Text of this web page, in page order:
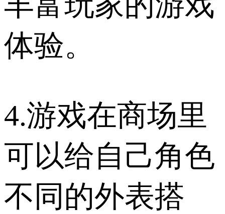
体验。
4.游戏在商场里
可以给自己角色
不同的外表搭